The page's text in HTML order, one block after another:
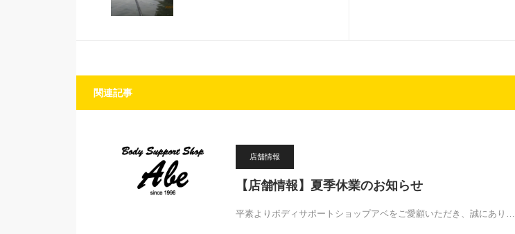
関連記事
店舗情報
【店舗情報】夏季休業のお知らせ
平素よりボディサポートショップアベをご愛顧いただき、誠にあり…